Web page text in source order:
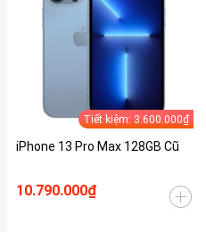
Tiết kiệm: 3.600.000₫
iPhone 13 Pro Max 128GB Cũ
10.790.000₫